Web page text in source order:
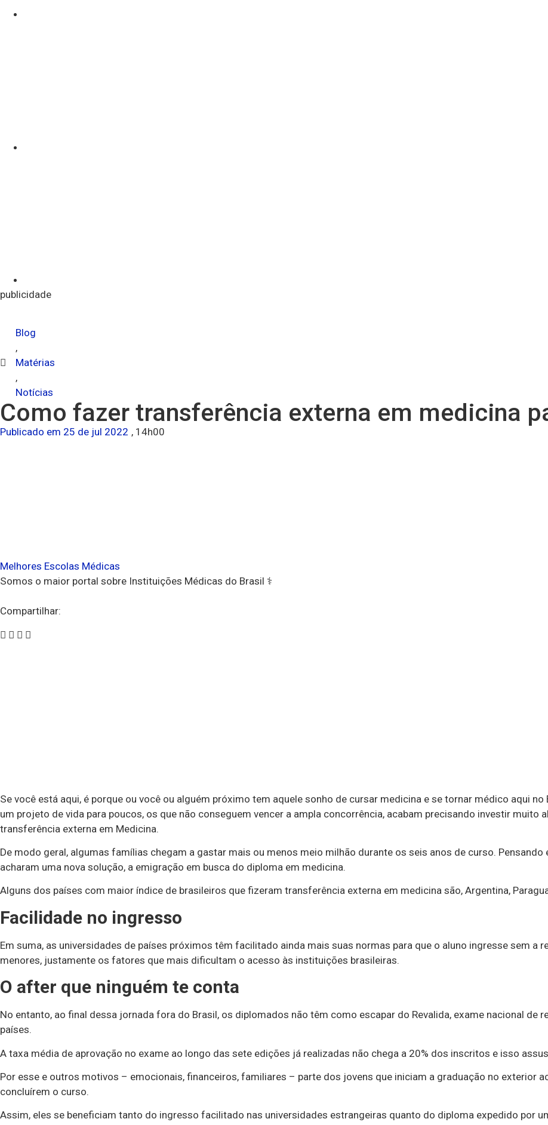
publicidade
Blog
,
Matérias
,
Notícias
Como fazer transferência externa em medicina
Publicado em 25 de jul 2022 , 14h00
Melhores Escolas Médicas
Somos o maior portal sobre Instituições Médicas do Brasil ⚕️
Compartilhar:
Se você está aqui, é porque ou você ou alguém próximo tem aquele sonho de cursar medicina e se tornar médico aqui
um projeto de vida para poucos, os que não conseguem vencer a ampla concorrência, acabam precisando investir muito
transferência externa em Medicina.
De modo geral, algumas famílias chegam a gastar mais ou menos meio milhão durante os seis anos de curso.
acharam uma nova solução, a emigração em busca do diploma em medicina.
Alguns dos países com maior índice de brasileiros que fizeram transferência externa em medicina são, Argentina,
Facilidade no ingresso
Em suma, as universidades de países próximos têm facilitado ainda mais suas normas para que o aluno ingresse sem a
menores, justamente os fatores que mais dificultam o acesso às instituições brasileiras.
O after que ninguém te conta
No entanto, ao final dessa jornada fora do Brasil, os diplomados não têm como escapar do Revalida, exame nacional
países.
A taxa média de aprovação no exame ao longo das sete edições já realizadas não chega a 20% dos inscritos e isso
Por esse e outros motivos – emocionais, financeiros, familiares – parte dos jovens que iniciam a graduação no exterior
concluírem o curso.
Assim, eles se beneficiam tanto do ingresso facilitado nas universidades estrangeiras quanto do diploma expedido por